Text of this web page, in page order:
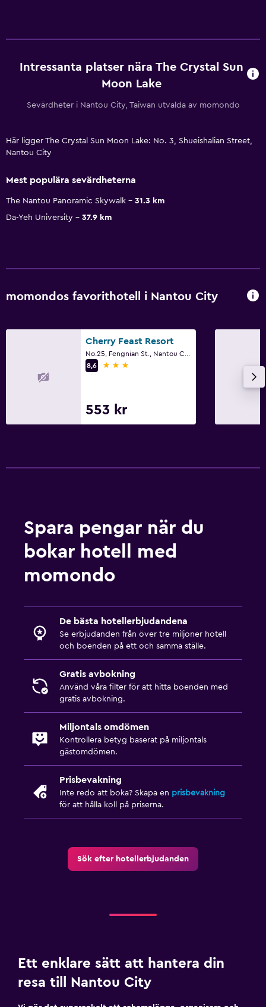
Intressanta platser nära The Crystal Sun
Moon Lake
Sevärdheter i Nantou City, Taiwan utvalda av momondo
Här ligger The Crystal Sun Moon Lake: No. 3, Shueishalian Street,
Nantou City
Mest populära sevärdheterna
The Nantou Panoramic Skywalk
31.3 km
Da-Yeh University
37.9 km
momondos favorithotell i Nantou City
Cherry Feast Resort
8,6
3 stjärnor
553 kr
Spara pengar när du
bokar hotell med
momondo
De bästa hotellerbjudandena
Se erbjudanden från över tre miljoner hotell
och boenden på ett och samma ställe.
Gratis avbokning
Använd våra filter för att hitta boenden med
gratis avbokning.
Miljontals omdömen
Kontrollera betyg baserat på miljontals
gästomdömen.
Prisbevakning
Inte redo att boka? Skapa en prisbevakning
för att hålla koll på priserna.
Sök efter hotellerbjudanden
Ett enklare sätt att hantera din
resa till Nantou City